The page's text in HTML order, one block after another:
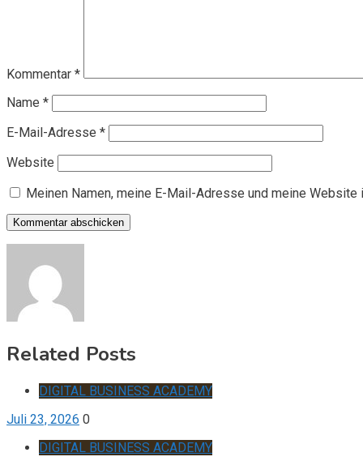
Kommentar *
Name *
E-Mail-Adresse *
Website
Meinen Namen, meine E-Mail-Adresse und meine
Related Posts
DIGITAL BUSINESS ACADEMY
Juli 23, 2026 0
DIGITAL BUSINESS ACADEMY